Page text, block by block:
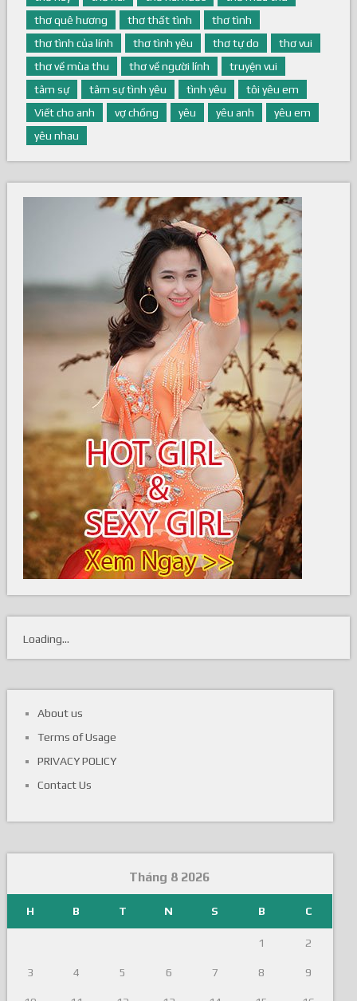
thơ hay
thơ hài thơ hài hước
thơ mùa thu
thơ quê hương
thơ thất tình
thơ tình
thơ tình của lính
thơ tình yêu thơ tự do
thơ về mùa thu
thơ về người lính
truyện vui
tâm sự
tâm sự tình yêu tình yêu
tôi yêu em
Viết cho anh
Loading...
About us
Terms of Usage
PRIVACY POLICY
Tháng 8 2026
H B T N S B C